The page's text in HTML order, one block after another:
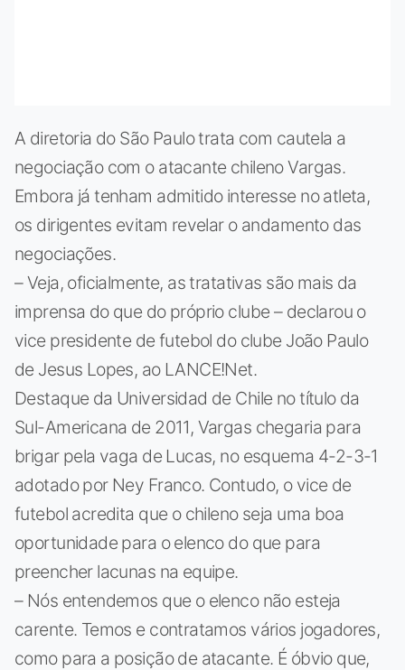
A diretoria do São Paulo trata com cautela a
negociação com o atacante chileno Vargas.
Embora já tenham admitido interesse no atleta,
os dirigentes evitam revelar o andamento das
negociações.
– Veja, oficialmente, as tratativas são mais da
imprensa do que do próprio clube – declarou o
vice presidente de futebol do clube João Paulo
de Jesus Lopes, ao LANCE!Net.
Destaque da Universidad de Chile no título da
Sul-Americana de 2011, Vargas chegaria para
brigar pela vaga de Lucas, no esquema 4-2-3-1
adotado por Ney Franco. Contudo, o vice de
futebol acredita que o chileno seja uma boa
oportunidade para o elenco do que para
preencher lacunas na equipe.
– Nós entendemos que o elenco não esteja
carente. Temos e contratamos vários jogadores,
como para a posição de atacante. É óbvio que,